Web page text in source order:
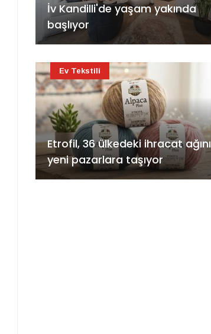
İv Kandilli'de yaşam yakında
başlıyor
Etrofil, 36 ülkedeki ihracat ağını
yeni pazarlara taşıyor
Ev Tekstili